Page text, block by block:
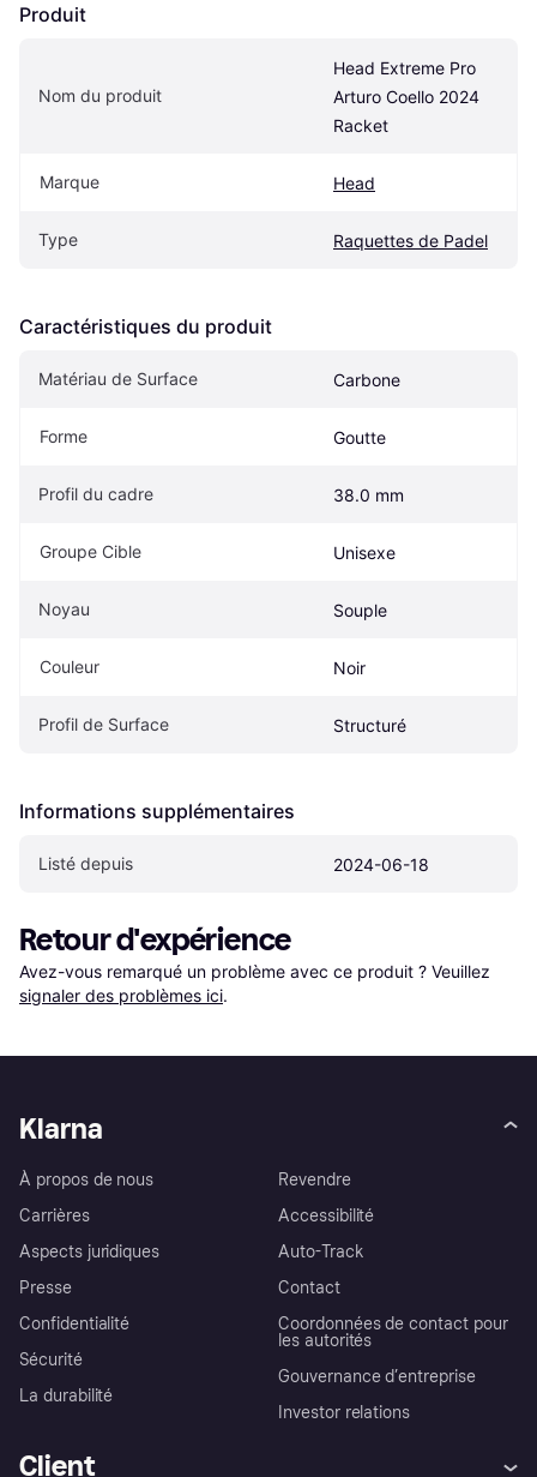
Produit
Nom du produit
Head Extreme Pro
Arturo Coello 2024
Racket
Marque Head
Type Raquettes de Padel
Caractéristiques du produit
Matériau de Surface Carbone
Forme Goutte
Profil du cadre 38.0 mm
Groupe Cible Unisexe
Noyau Souple
Couleur Noir
Profil de Surface Structuré
Informations supplémentaires
Listé depuis 2024-06-18
Retour d'expérience
Avez-vous remarqué un problème avec ce produit ? Veuillez
signaler des problèmes ici.
Klarna
À propos de nous
Carrières
Aspects juridiques
Presse
Confidentialité
Sécurité
La durabilité
Revendre
Accessibilité
Auto-Track
Contact
Coordonnées de contact pour
les autorités
Gouvernance d’entreprise
Investor relations
Client